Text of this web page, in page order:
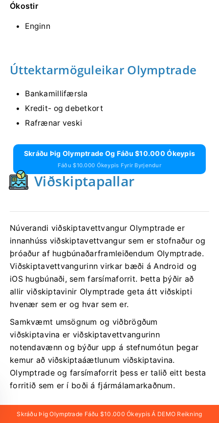
Ókostir
Enginn
Úttektarmöguleikar Olymptrade
Bankamillifærsla
Kredit- og debetkort
Rafrænar veski
Skráðu Þig Olymptrade Og Fáðu $10.000 Ókeypis
Fáðu $10.000 Ókeypis Fyrir Byrjendur
Viðskiptapallar
Núverandi viðskiptavettvangur Olymptrade er
innanhúss viðskiptavettvangur sem er stofnaður og
þróaður af hugbúnaðarframleiðendum Olymptrade.
Viðskiptavettvangurinn virkar bæði á Android og
iOS hugbúnaði, sem farsímaforrit. Þetta þýðir að
allir viðskiptavinir Olymptrade geta átt viðskipti
hvenær sem er og hvar sem er.
Samkvæmt umsögnum og viðbrögðum
viðskiptavina er viðskiptavettvangurinn
notendavænn og býður upp á stefnumótun þegar
kemur að viðskiptaáætlunum viðskiptavina.
Olymptrade og farsímaforrit þess er talið eitt besta
forritið sem er í boði á fjármálamarkaðnum.
Viðskiptavettvangurinn fyrir Olymptrade er
Skráðu Þig Olymptrade Fáðu $10.000 Ókeypis Á DEMO Reikning